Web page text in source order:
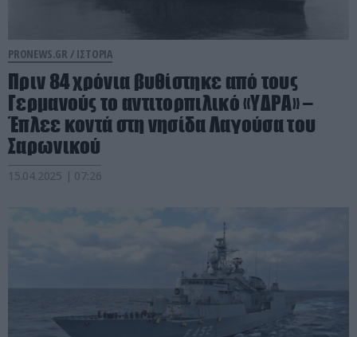
PRONEWS.GR / ΙΣΤΟΡΙΑ
Πριν 84 χρόνια βυθίστηκε από τους
Γερμανούς το αντιτορπιλικό «ΥΔΡΑ» –
Έπλεε κοντά στη νησίδα Λαγούσα του
Σαρωνικού
15.04.2025 | 07:26